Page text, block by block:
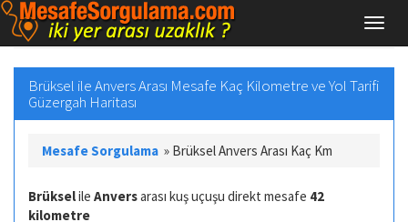
Brüksel ile Anvers Arası Mesafe Kaç Kilometre ve Yol Tarifi
Güzergah Haritası
Mesafe Sorgulama » Brüksel Anvers Arası Kaç Km
Brükselile Anversarası kuş uçuşu direkt mesafe 42
kilometre